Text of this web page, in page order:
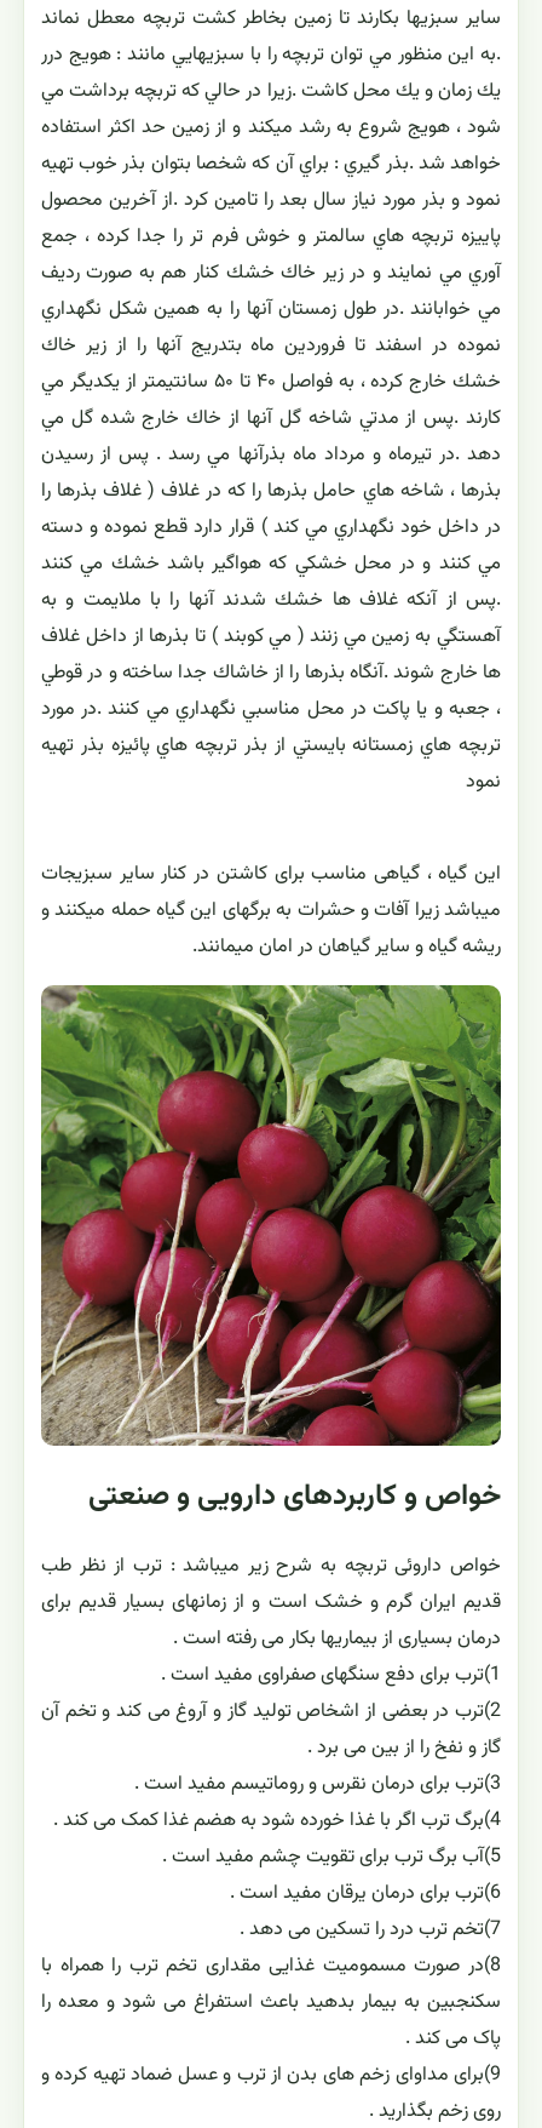
ساير سبزيها بكارند تا زمين بخاطر كشت تربچه معطل نماند
.به اين منظور مي توان تربچه را با سبزيهايي مانند : هويج درر
يك زمان و يك محل كاشت .زيرا در حالي كه تربچه برداشت مي
شود ، هويج شروع به رشد ميكند و از زمين حد اكثر استفاده
خواهد شد .بذر گيري : براي آن كه شخصا بتوان بذر خوب تهيه
نمود و بذر مورد نياز سال بعد را تامين كرد .از آخرين محصول
پاييزه تربچه هاي سالمتر و خوش فرم تر را جدا كرده ، جمع
آوري مي نمايند و در زير خاك خشك كنار هم به صورت رديف
مي خوابانند .در طول زمستان آنها را به همين شكل نگهداري
نموده در اسفند تا فروردين ماه بتدريج آنها را از زير خاك
خشك خارج كرده ، به فواصل ۴۰ تا ۵۰ سانتيمتر از يكديگر مي
كارند .پس از مدتي شاخه گل آنها از خاك خارج شده گل مي
دهد .در تيرماه و مرداد ماه بذرآنها مي رسد . پس از رسيدن
بذرها ، شاخه هاي حامل بذرها را كه در غلاف ( غلاف بذرها را
در داخل خود نگهداري مي كند ) قرار دارد قطع نموده و دسته
مي كنند و در محل خشكي كه هواگير باشد خشك مي كنند
.پس از آنكه غلاف ها خشك شدند آنها را با ملايمت و به
آهستگي به زمين مي زنند ( مي كوبند ) تا بذرها از داخل غلاف
ها خارج شوند .آنگاه بذرها را از خاشاك جدا ساخته و در قوطي
، جعبه و يا پاكت در محل مناسبي نگهداري مي كنند .در مورد
تربچه هاي زمستانه بايستي از بذر تربچه هاي پائيزه بذر تهيه
نمود
این گیاه ، گیاهی مناسب برای کاشتن در کنار سایر سبزیجات
میباشد زیرا آفات و حشرات به برگهای این گیاه حمله میکنند و
ریشه گیاه و سایر گیاهان در امان میمانند.
خواص و کاربردهای دارویی و صنعتی
خواص داروئی تربچه به شرح زیر میباشد : ترب از نظر طب
قدیم ایران گرم و خشک است و از زمانهای بسیار قدیم برای
درمان بسیاری از بیماریها بکار می رفته است .
1)ترب برای دفع سنگهای صفراوی مفید است .
2)ترب در بعضی از اشخاص تولید گاز و آروغ می کند و تخم آن
گاز و نفخ را از بین می برد .
3)ترب برای درمان نقرس و روماتیسم مفید است .
4)برگ ترب اگر با غذا خورده شود به هضم غذا کمک می کند .
5)آب برگ ترب برای تقویت چشم مفید است .
6)ترب برای درمان یرقان مفید است .
7)تخم ترب درد را تسکین می دهد .
8)در صورت مسمومیت غذایی مقداری تخم ترب را همراه با
سکنجبین به بیمار بدهید باعث استفراغ می شود و معده را
پاک می کند .
9)برای مداوای زخم های بدن از ترب و عسل ضماد تهیه کرده و
روی زخم بگذارید .